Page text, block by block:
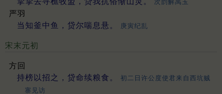
次韵解禹玉
严羽
当知釜中鱼，贷尔喘息悬。
庚寅纪乱
宋末元初
方回
持榜以招之，贷命续粮食。
初二日许公度使君来自西坑贼
寨见访